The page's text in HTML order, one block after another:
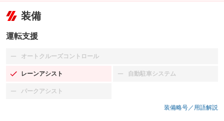
装備
運転支援
オートクルーズコントロール
：装備なし
レーンアシスト
：装備あり 自動駐車システム
：装備なし
パークアシスト
：装備なし
装備略号／用語解説